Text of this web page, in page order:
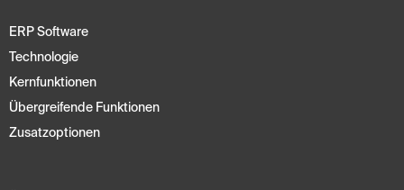
ERP Software
Technologie
Kernfunktionen
Übergreifende Funktionen
Zusatzoptionen